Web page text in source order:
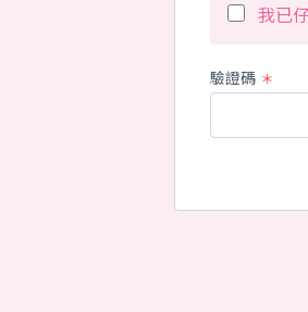
會員服
站、實體
修改或是
其他依法
我已
驗證碼 ＊